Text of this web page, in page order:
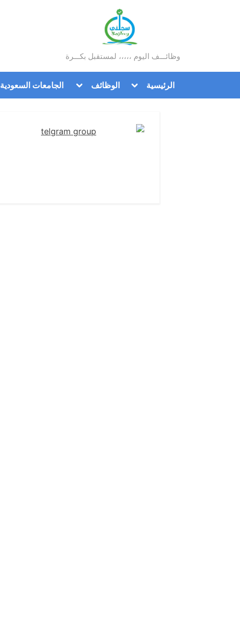
سجلني
وظائـــف اليوم ،،،،، لمستقبل بكـــرة
الرئيسية
Toggle
menu
الوظائف
Toggle
menu
الجامعات السعودية